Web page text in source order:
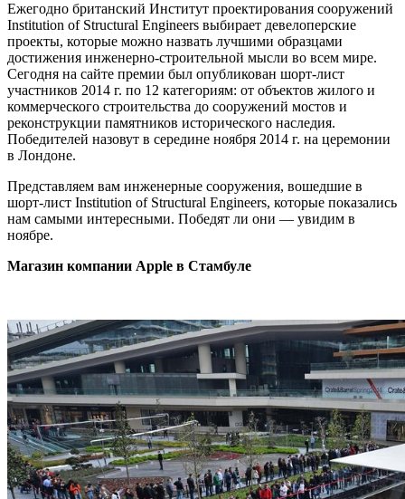
Ежегодно британский Институт проектирования сооружений
Institution of Structural Engineers выбирает девелоперские
проекты, которые можно назвать лучшими образцами
достижения инженерно-строительной мысли во всем мире.
Сегодня на сайте премии был опубликован шорт-лист
участников 2014 г. по 12 категориям: от объектов жилого и
коммерческого строительства до сооружений мостов и
реконструкции памятников исторического наследия.
Победителей назовут в середине ноября 2014 г. на церемонии
в Лондоне.
Представляем вам инженерные сооружения, вошедшие в
шорт-лист Institution of Structural Engineers, которые показались
нам самыми интересными. Победят ли они — увидим в
ноябре.
Магазин компании Apple в Стамбуле